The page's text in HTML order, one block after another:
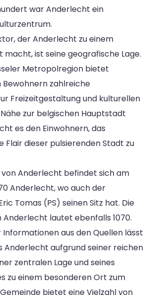
war Anderlecht ein
der Anderlecht zu einem
macht, ist seine geografische Lage.
Metropolregion bietet
zahlreiche
Freizeitgestaltung und kulturellen
zur belgischen Hauptstadt
es den Einwohnern, das
Flair dieser pulsierenden Stadt zu
Anderlecht befindet sich am
Anderlecht, wo auch der
Tomas (PS) seinen Sitz hat. Die
Anderlecht lautet ebenfalls 1070.
aus den Quellen lässt
Anderlecht aufgrund seiner reichen
zentralen Lage und seines
zu einem besonderen Ort zum
bietet eine Vielzahl von